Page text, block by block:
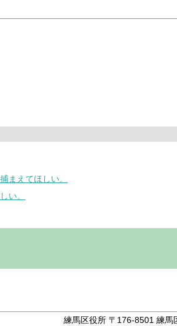
まえてほしい。
い。
練馬区役所 〒176-8501 練